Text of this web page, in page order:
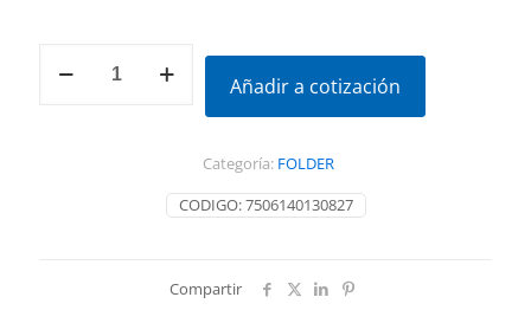
T/CARTA
Añadir a cotización
CODIGO:7506140130827
Categoría: FOLDER
Compartir